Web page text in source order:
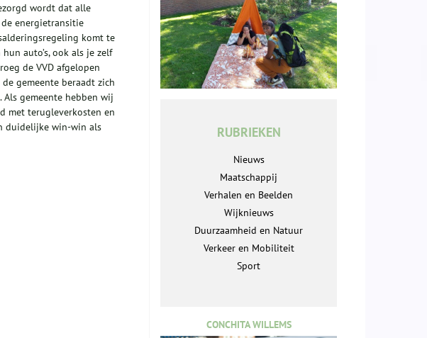
wordt dat alle
energietransitie
komt te
auto’s, ook als je zelf
de VVD afgelopen
gemeente beraadt zich
gemeente hebben wij
met terugleverkosten en
duidelijke win-win als
RUBRIEKEN
Nieuws
Maatschappij
Verhalen en Beelden
Wijknieuws
Duurzaamheid en Natuur
Verkeer en Mobiliteit
Sport
CONCHITA WILLEMS